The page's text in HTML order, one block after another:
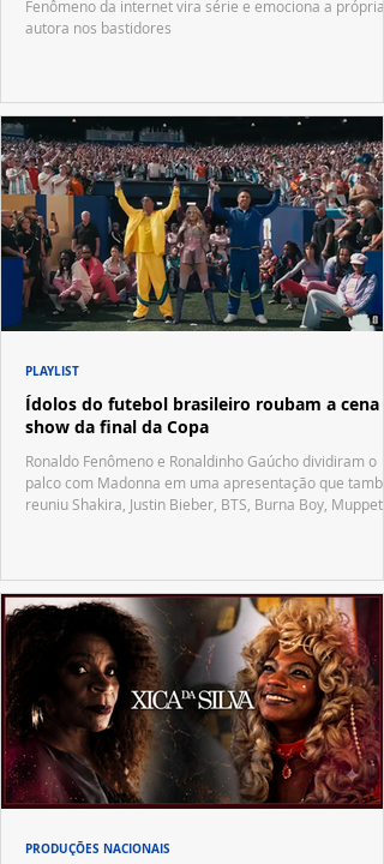
Fenômeno da internet vira série e emociona a própria
autora nos bastidores
Ídolos do futebol brasileiro roubam a cena
show da final da Copa
Ronaldo Fenômeno e Ronaldinho Gaúcho dividiram o
palco com Madonna em uma apresentação que
reuniu Shakira, Justin Bieber, BTS, Burna Boy, Muppets,
PLAYLIST
PRODUÇÕES NACIONAIS